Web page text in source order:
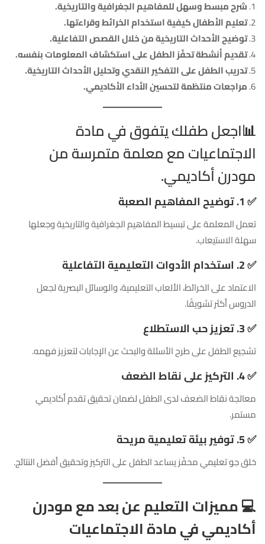
شرح مبسط وسهل للمفاهيم الجغرافية والتاريخية.
تعليم الأطفال كيفية استخدام الخرائط وقراءتها.
توضيح الأحداث التاريخية من خلال القصص التفاعلية.
تقديم أنشطة تحفّز الطفل على استكشاف المعلومات بنفسه.
تدريب الطفل على التفكير النقدي وتحليل الأحداث التاريخية.
مراجعات منتظمة لتحسين الأداء الأكاديمي.
📊اجعل طفلك يتفوق في مادة
الاجتماعيات مع معلمة متمرسة من
مودرن أكاديمي.
✅1. توضيح المفاهيم الصعبة
تعمل المعلمة على تبسيط المفاهيم الجغرافية والتاريخية وجعلها
سهلة الاستيعاب.
✅2. استخدام الأدوات التعليمية التفاعلية
الاعتماد على الخرائط، الألعاب التعليمية، والوسائل البصرية لجعل
الدروس أكثر تشويقًا.
✅3. تعزيز حب الاستطلاع
تشجيع الطفل على طرح الأسئلة والبحث عن الإجابات لتعزيز فهمه.
✅4. التركيز على نقاط الضعف
معالجة نقاط الضعف لدى الطفل لضمان تحقيق تقدم أكاديمي
مستمر.
✅5. توفير بيئة تعليمية مريحة
خلق جو تعليمي محفّز يساعد الطفل على التركيز وتحقيق أفضل النتائج.
💻مميزات التعليم عن بعد مع مودرن
أكاديمي في مادة الاجتماعيات